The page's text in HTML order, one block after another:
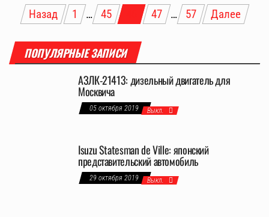
Пагинация
записей
Назад 1 … 45 47 … 57 Далее
ПОПУЛЯРНЫЕ ЗАПИСИ
АЗЛК-21413: дизельный двигатель для
Москвича
05 октября 2019 Выкл.
Isuzu Statesman de Ville: японский
представительский автомобиль
29 октября 2019 Выкл.